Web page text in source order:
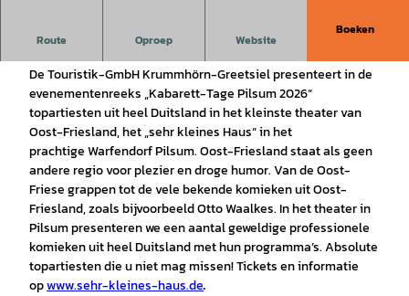
Route Oproep Website
Boeken
Kabarett-dagen Pilsum – gepresenteerd door Touristik
De Touristik-GmbH Krummhörn-Greetsiel presenteert in de
evenementenreeks „Kabarett-Tage Pilsum 2026“
topartiesten uit heel Duitsland in het kleinste theater van
Oost-Friesland, het „sehr kleines Haus“ in het
prachtige Warfendorf Pilsum. Oost-Friesland staat als geen
andere regio voor plezier en droge humor. Van de Oost-
Friese grappen tot de vele bekende komieken uit Oost-
Friesland, zoals bijvoorbeeld Otto Waalkes. In het theater in
Pilsum presenteren we een aantal geweldige professionele
komieken uit heel Duitsland met hun programma’s. Absolute
topartiesten die u niet mag missen! Tickets en informatie
opwww.sehr-kleines-haus.de.